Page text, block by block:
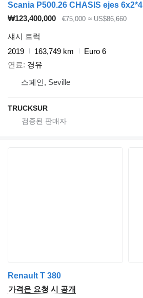
Scania P500.26 CHASIS ejes 6x2*4
₩123,400,000
€75,000 ≈ US$86,660
섀시 트럭
2019
163,749 km
Euro 6
연료
경유
스페인, Seville
TRUCKSUR
Renault T 380
가격은 요청 시 공개